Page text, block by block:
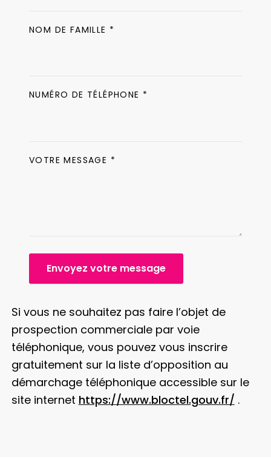
NOM DE FAMILLE *
NUMÉRO DE TÉLÉPHONE *
VOTRE MESSAGE *
Envoyez votre message
Si vous ne souhaitez pas faire l’objet de
prospection commerciale par voie
téléphonique, vous pouvez vous inscrire
gratuitement sur la liste d’opposition au
démarchage téléphonique accessible sur le
site internet https://www.bloctel.gouv.fr/ .